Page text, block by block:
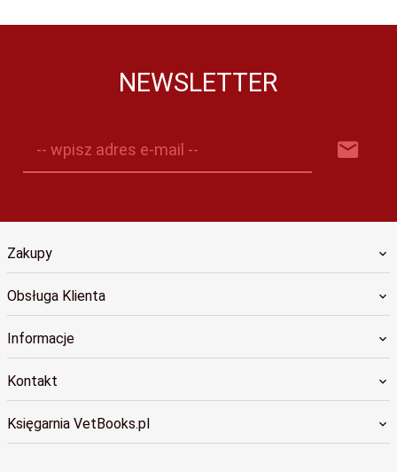
NEWSLETTER
-- wpisz adres e-mail --
Zakupy
Obsługa Klienta
Informacje
Kontakt
Księgarnia VetBooks.pl